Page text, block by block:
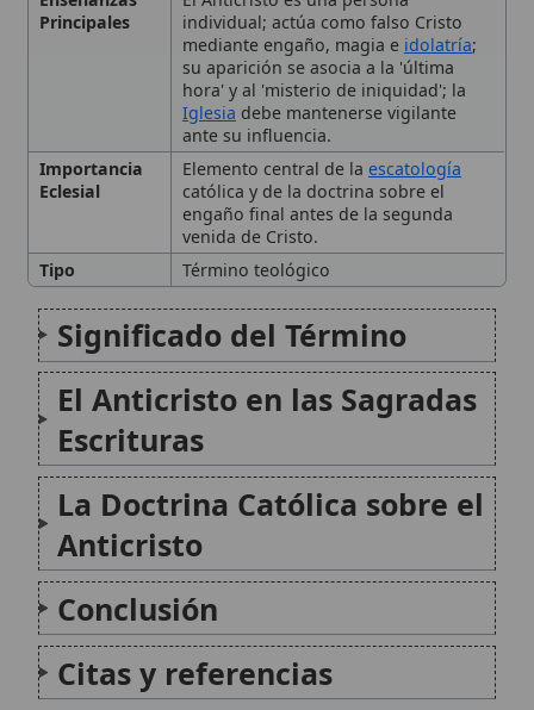
El Anticristo en las Sagradas
Escrituras
La Doctrina Católica sobre el
Anticristo
Conclusión
Citas y referencias
Modificado el 31 de agosto de 2025 •FideScore™ 8.60 •Citar este
artículo
San Eligio
San Eligio, conocido en francés como Eloi, fue
un obispo franco del siglo VII, nacido
alrededor del año 590 en Chaptelat, cerca de
Limoges, Francia, y fallecido el 1 de
diciembre de 660 en Noyon. Antes de su
episcopado, se...
San Eliseo
Eliseo, cuyo nombre significa «Dios es
Antiguo Testamento, sucesor de Elías y figura
central en la lucha por mantener la fe en